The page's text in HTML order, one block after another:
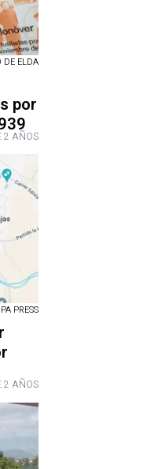
DE ELDA
por
2 AÑOS
PRESS
2 AÑOS